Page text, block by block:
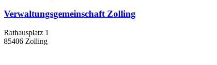
Verwaltungsgemeinschaft Zolling
Rathausplatz 1
85406 Zolling